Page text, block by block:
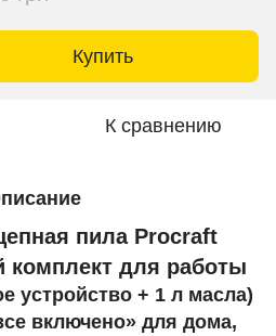
Купить
К сравнению
пила Procraft
комплект для работы
устройство + 1 л масла)
включено» для дома,